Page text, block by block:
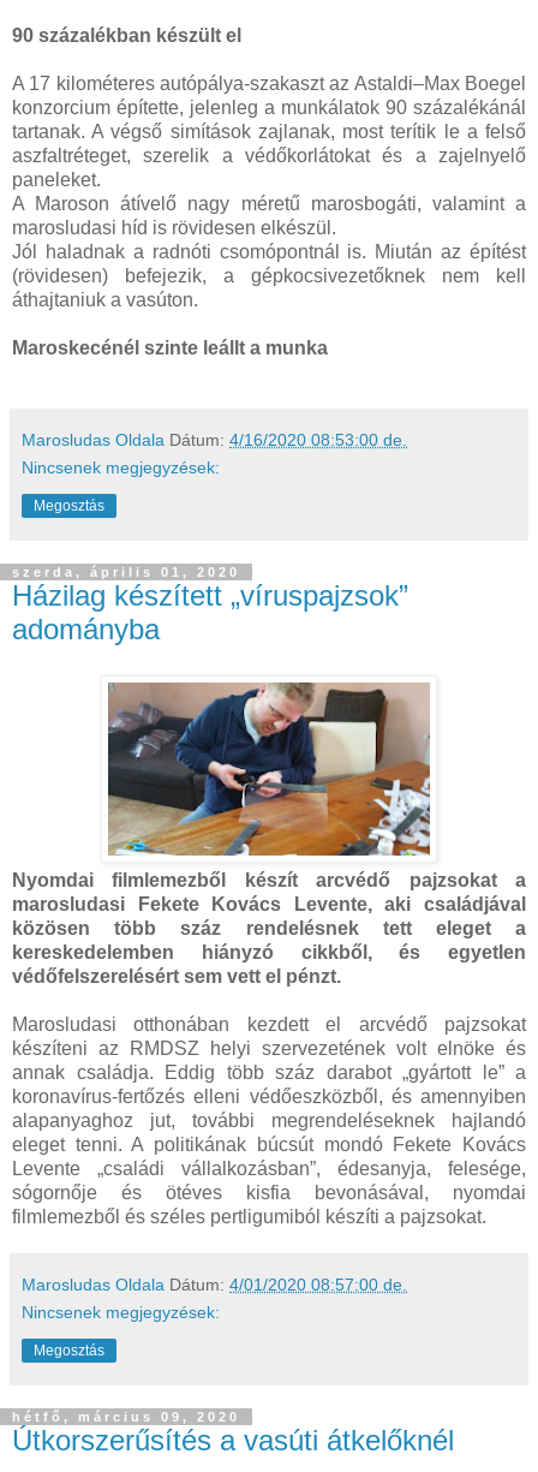
90 százalékban készült el
A 17 kilométeres autópálya-szakaszt az Astaldi–Max Boegel
konzorcium építette, jelenleg a munkálatok 90 százalékánál
tartanak. A végső simítások zajlanak, most terítik le a felső
aszfaltréteget, szerelik a védőkorlátokat és a zajelnyelő
paneleket.
A Maroson átívelő nagy méretű marosbogáti, valamint a
marosludasi híd is rövidesen elkészül.
Jól haladnak a radnóti csomópontnál is. Miután az építést
(rövidesen) befejezik, a gépkocsivezetőknek nem kell
áthajtaniuk a vasúton.
Maroskecénél szinte leállt a munka
Marosludas Oldala Dátum: 4/16/2020 08:53:00 de.
Nincsenek megjegyzések:
Megosztás
szerda, április 01, 2020
Házilag készített „víruspajzsok”
adományba
Nyomdai filmlemezből készít arcvédő pajzsokat a
marosludasi Fekete Kovács Levente, aki családjával
közösen több száz rendelésnek tett eleget a
kereskedelemben hiányzó cikkből, és egyetlen
védőfelszerelésért sem vett el pénzt.
Marosludasi otthonában kezdett el arcvédő pajzsokat
készíteni az RMDSZ helyi szervezetének volt elnöke és
annak családja. Eddig több száz darabot „gyártott le” a
koronavírus-fertőzés elleni védőeszközből, és amennyiben
alapanyaghoz jut, további megrendeléseknek hajlandó
eleget tenni. A politikának búcsút mondó Fekete Kovács
Levente „családi vállalkozásban”, édesanyja, felesége,
sógornője és ötéves kisfia bevonásával, nyomdai
filmlemezből és széles pertligumiból készíti a pajzsokat.
Marosludas Oldala Dátum: 4/01/2020 08:57:00 de.
Nincsenek megjegyzések:
Megosztás
hétfő, március 09, 2020
Útkorszerűsítés a vasúti átkelőknél